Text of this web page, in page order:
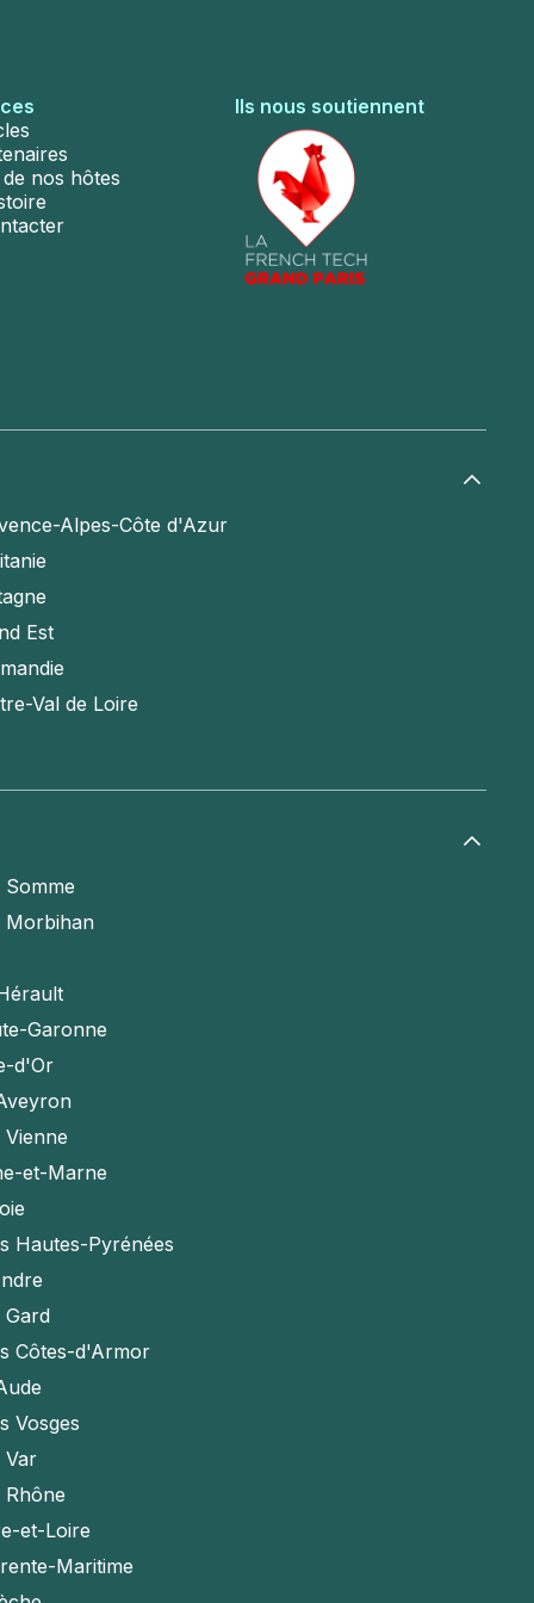
nos hôtes
Ils nous soutiennent
Alpes-Côte d'Azur
Est
Val de Loire
Somme
Morbihan
Garonne
d'Or
et-Marne
Hautes-Pyrénées
Gard
Côtes-d'Armor
Vosges
Var
Rhône
et-Loire
Maritime